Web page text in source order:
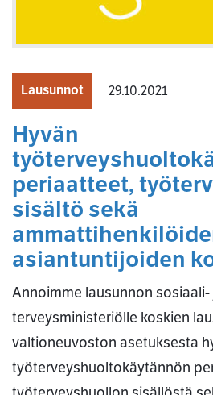
Lausunnot 29.10.2021
Hyvän
periaatteet,
sisältö sekä
asiantuntijoiden
Annoimme lausunnon sosiaali-
terveysministeriölle koskien
valtioneuvoston asetuksesta
työterveyshuoltokäytännön